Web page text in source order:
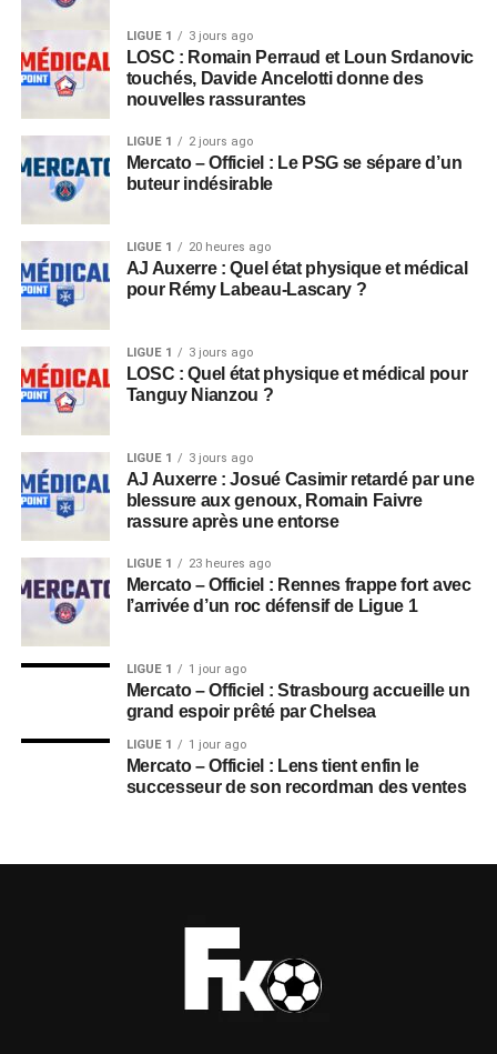
LIGUE 1 3 jours ago
LOSC : Romain Perraud et Loun Srdanovic
touchés, Davide Ancelotti donne des
nouvelles rassurantes
LIGUE 1 2 jours ago
Mercato – Officiel : Le PSG se sépare d’un
buteur indésirable
LIGUE 1 20 heures ago
AJ Auxerre : Quel état physique et médical
pour Rémy Labeau-Lascary ?
LIGUE 1 3 jours ago
LOSC : Quel état physique et médical pour
Tanguy Nianzou ?
LIGUE 1 3 jours ago
AJ Auxerre : Josué Casimir retardé par une
blessure aux genoux, Romain Faivre
rassure après une entorse
LIGUE 1 23 heures ago
Mercato – Officiel : Rennes frappe fort avec
l’arrivée d’un roc défensif de Ligue 1
LIGUE 1 1 jour ago
Mercato – Officiel : Strasbourg accueille un
grand espoir prêté par Chelsea
LIGUE 1 1 jour ago
Mercato – Officiel : Lens tient enfin le
successeur de son recordman des ventes